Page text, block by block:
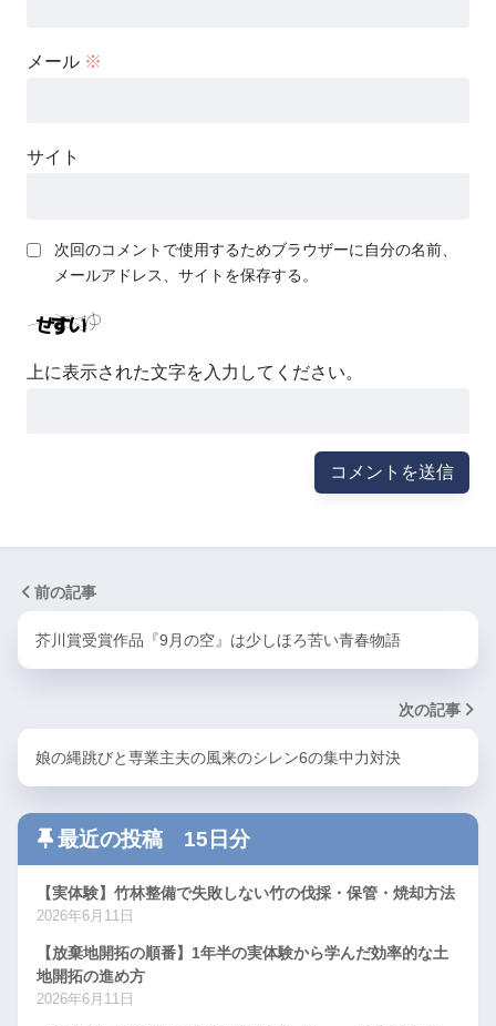
メール ※
サイト
次回のコメントで使用するためブラウザーに自分の名前、
メールアドレス、サイトを保存する。
上に表示された文字を入力してください。
前の記事
芥川賞受賞作品『9月の空』は少しほろ苦い青春物語
次の記事
娘の縄跳びと専業主夫の風来のシレン6の集中力対決
最近の投稿 15日分
【実体験】竹林整備で失敗しない竹の伐採・保管・焼却方法
2026年6月11日
【放棄地開拓の順番】1年半の実体験から学んだ効率的な土
地開拓の進め方
2026年6月11日